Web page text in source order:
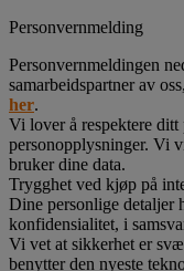
Personvernmelding
Personvernmeldingen
samarbeidspartner av
her.
Vi lover å respektere
personopplysninger. Vi
bruker dine data.
Trygghet ved kjøp på
Dine personlige detaljer
konfidensialitet, i
Vi vet at sikkerhet er
benytter den nyeste